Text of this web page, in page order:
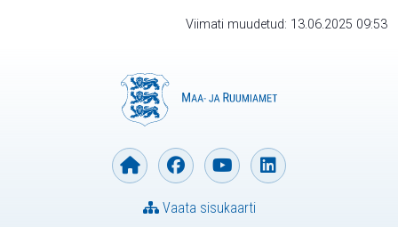
Viimati muudetud: 13.06.2025 09:53
Vaata sisukaarti